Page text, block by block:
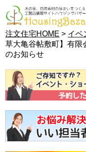
注文住宅HOME > イベ
草大亀谷帖敷町】有限
のお知らせ